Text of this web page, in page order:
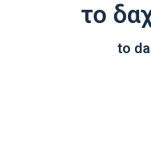
το
to